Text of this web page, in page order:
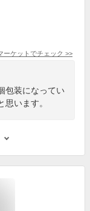
ーケット でチェック >>
包装になってい
います。